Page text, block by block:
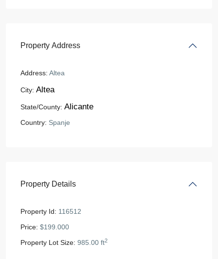
Property Address
Address: Altea
City: Altea
State/County: Alicante
Country: Spanje
Property Details
Property Id: 116512
Price: $199.000
Property Lot Size: 985.00 ft2